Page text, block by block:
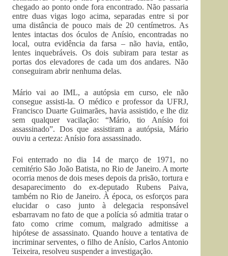
chegado ao ponto onde fora encontrado. Não passaria
entre duas vigas logo acima, separadas entre si por
uma distância de pouco mais de 20 centímetros. As
lentes intactas dos óculos de Anísio, encontradas no
local, outra evidência da farsa – não havia, então,
lentes inquebráveis. Os dois subiram para testar as
portas dos elevadores de cada um dos andares. Não
conseguiram abrir nenhuma delas.
Mário vai ao IML, a autópsia em curso, ele não
consegue assisti-la. O médico e professor da UFRJ,
Francisco Duarte Guimarães, havia assistido, e lhe diz
sem qualquer vacilação: “Mário, tio Anísio foi
assassinado”. Dos que assistiram a autópsia, Mário
ouviu a certeza: Anísio fora assassinado.
Foi enterrado no dia 14 de março de 1971, no
cemitério São João Batista, no Rio de Janeiro. A morte
ocorria menos de dois meses depois da prisão, tortura e
desaparecimento do ex-deputado Rubens Paiva,
também no Rio de Janeiro. À época, os esforços para
elucidar o caso junto à delegacia responsável
esbarravam no fato de que a polícia só admitia tratar o
fato como crime comum, malgrado admitisse a
hipótese de assassinato. Quando houve a tentativa de
incriminar serventes, o filho de Anísio, Carlos Antonio
Teixeira, resolveu suspender a investigação.